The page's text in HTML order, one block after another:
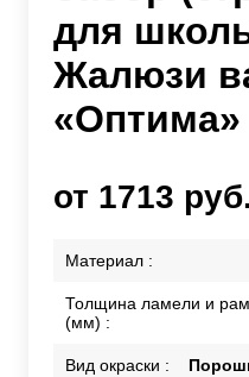
для
Жалюзи
«Оптима»
от 1713
Материал :
Толщина ламели и
(мм) :
Вид окраски :